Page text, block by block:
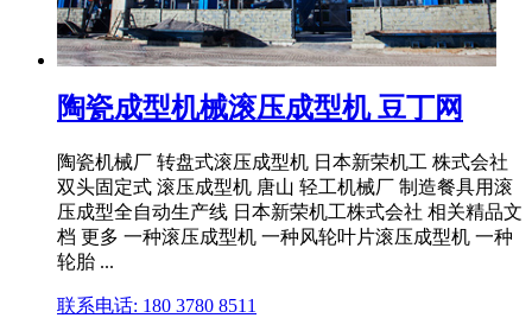
陶瓷成型机械滚压成型机 豆丁网
陶瓷机械厂 转盘式滚压成型机 日本新荣机工 株式会社
双头固定式 滚压成型机 唐山 轻工机械厂 制造餐具用滚
压成型全自动生产线 日本新荣机工株式会社 相关精品文
档 更多 一种滚压成型机 一种风轮叶片滚压成型机 一种
轮胎 ...
联系电话: 180 3780 8511